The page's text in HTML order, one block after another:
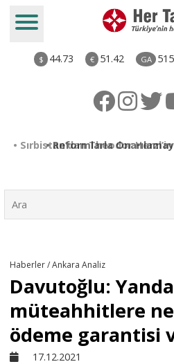
$ 44.73 € 51.42 GA
• Reformlarla
Sivil
Haberler / Ankara Analiz
Davutoğlu:
müteahhitlere
ödeme garantisi
17.12.2021